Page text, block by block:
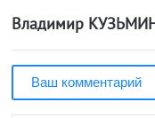
Владимир
Ваш комментарий